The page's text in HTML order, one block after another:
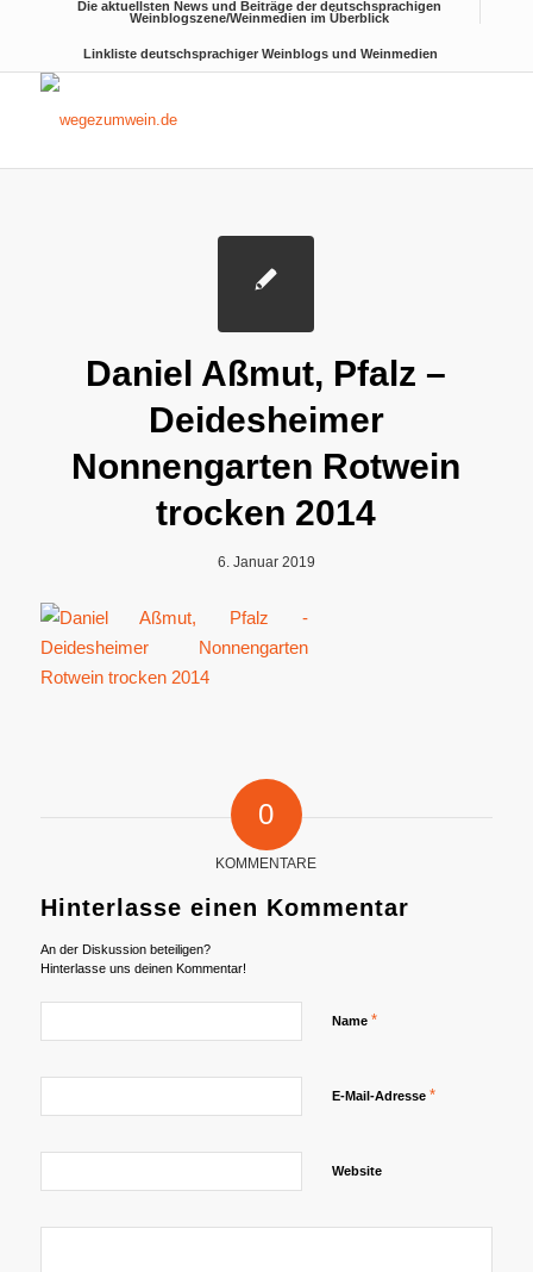
Die aktuellsten News und Beiträge der deutschsprachigen
Weinblogszene/Weinmedien im Überblick
Linkliste deutschsprachiger Weinblogs und Weinmedien
Daniel Aßmut, Pfalz –
Deidesheimer
Nonnengarten Rotwein
trocken 2014
6. Januar 2019
0
KOMMENTARE
Hinterlasse einen Kommentar
An der Diskussion beteiligen?
Hinterlasse uns deinen Kommentar!
Name *
E-Mail-Adresse *
Website